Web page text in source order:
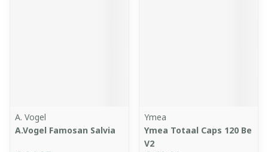
A. Vogel
A.Vogel Famosan Salvia
Ymea
Ymea Totaal Caps 120 Be
V2